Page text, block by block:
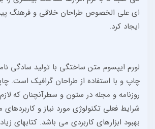
ای علی الخصوص طراحان خلاقی و فرهنگ
ایجاد کرد.
لورم ایپسوم متن ساختگی با تولید سادگی
چاپ و با استفاده از طراحان گرافیک است.
روزنامه و مجله در ستون و سطرآنچنان که
شرایط فعلی تکنولوژی مورد نیاز و
بهبود ابزارهای کاربردی می باشد. کتابهای